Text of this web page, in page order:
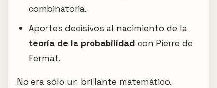
combinatoria.
Aportes decisivos al nacimiento de la
teoría de la probabilidad con Pierre de
Fermat.
No era sólo un brillante matemático.